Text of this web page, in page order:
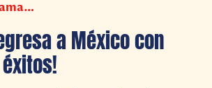
a México con